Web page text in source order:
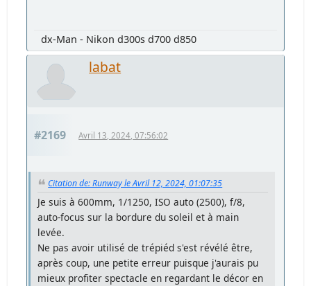
dx-Man - Nikon d300s d700 d850
labat
#2169 Avril 13, 2024, 07:56:02
Citation de: Runway le Avril 12, 2024, 01:07:35
Je suis à 600mm, 1/1250, ISO auto (2500), f/8,
auto-focus sur la bordure du soleil et à main
levée.
Ne pas avoir utilisé de trépiéd s'est révélé être,
après coup, une petite erreur puisque j'aurais pu
mieux profiter spectacle en regardant le décor en